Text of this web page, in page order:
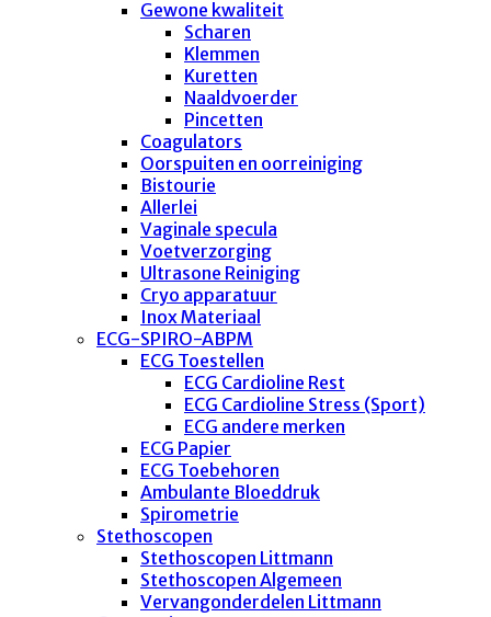
Gewone kwaliteit
Scharen
Klemmen
Kuretten
Naaldvoerder
Pincetten
Coagulators
Oorspuiten en oorreiniging
Bistourie
Allerlei
Vaginale specula
Voetverzorging
Ultrasone Reiniging
Cryo apparatuur
Inox Materiaal
ECG-SPIRO-ABPM
ECG Toestellen
ECG Cardioline Rest
ECG Cardioline Stress (Sport)
ECG andere merken
ECG Papier
ECG Toebehoren
Ambulante Bloeddruk
Spirometrie
Stethoscopen
Stethoscopen Littmann
Stethoscopen Algemeen
Vervangonderdelen Littmann